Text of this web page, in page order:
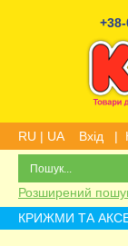
RU | UA Вхід |
Розширений
КРИЖМИ ТА